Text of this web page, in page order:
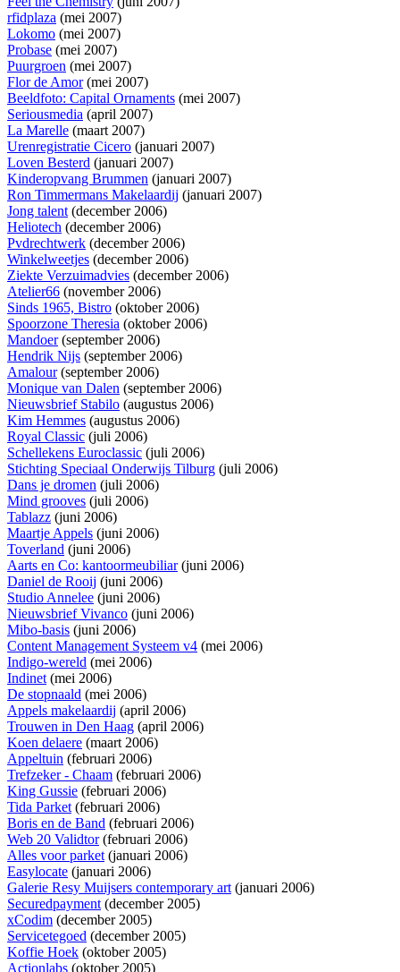
rfidplaza (mei 2007)
Lokomo (mei 2007)
Probase (mei 2007)
Puurgroen (mei 2007)
Flor de Amor(mei 2007)
Beeldfoto: Capital Ornaments (mei 2007)
Seriousmedia (april 2007)
La Marelle (maart 2007)
Urenregistratie Cicero (januari 2007)
Loven Besterd (januari 2007)
Kinderopvang Brummen (januari 2007)
Ron Timmermans Makelaardij (januari 2007)
Jong talent(december 2006)
Heliotech (december 2006)
Pvdrechtwerk (december 2006)
Winkelweetjes (december 2006)
Ziekte Verzuimadvies (december 2006)
Atelier66 (november 2006)
Sinds 1965, Bistro (oktober 2006)
Spoorzone Theresia (oktober 2006)
Mandoer(september 2006)
Hendrik Nijs (september 2006)
Amalour(september 2006)
Monique van Dalen (september 2006)
Nieuwsbrief Stabilo (augustus 2006)
Kim Hemmes (augustus 2006)
Royal Classic (juli 2006)
Schellekens Euroclassic (juli 2006)
Stichting Speciaal Onderwijs Tilburg (juli 2006)
Dans je dromen (juli 2006)
Mind grooves (juli 2006)
Tablazz (juni 2006)
Maartje Appels (juni 2006)
Toverland (juni 2006)
Aarts en Co: kantoormeubiliar(juni 2006)
Daniel de Rooij (juni 2006)
Studio Annelee (juni 2006)
Nieuwsbrief Vivanco (juni 2006)
Mibo-basis (juni 2006)
Content Management Systeem v4 (mei 2006)
Indigo-wereld (mei 2006)
Indinet(mei 2006)
De stopnaald (mei 2006)
Appels makelaardij (april 2006)
Trouwen in Den Haag (april 2006)
Koen delaere (maart 2006)
Appeltuin (februari 2006)
Trefzeker - Chaam (februari 2006)
King Gussie (februari 2006)
Tida Parket(februari 2006)
Boris en de Band (februari 2006)
Web 20 Validtor(februari 2006)
Alles voor parket(januari 2006)
Easylocate (januari 2006)
Galerie Resy Muijsers contemporary art(januari 2006)
Securedpayment(december 2005)
xCodim (december 2005)
Servicetegoed (december 2005)
Koffie Hoek (oktober 2005)
Actionlabs (oktober 2005)